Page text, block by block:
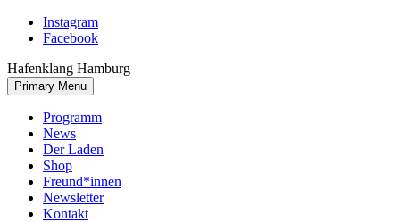
Skip
Instagram
Facebook
Hafenklang Hamburg
Primary Menu
Programm
News
Der Laden
Shop
Freund*innen
Newsletter
Kontakt